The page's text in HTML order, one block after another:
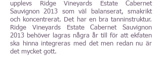
upplevs Ridge Vineyards Estate Cabernet
Sauvignon 2013 som väl balanserat, smakrikt
och koncentrerat. Det har en bra tanninstruktur.
Ridge Vineyards Estate Cabernet Sauvignon
2013 behöver lagras några år till för att ekfaten
ska hinna integreras med det men redan nu är
det mycket gott.